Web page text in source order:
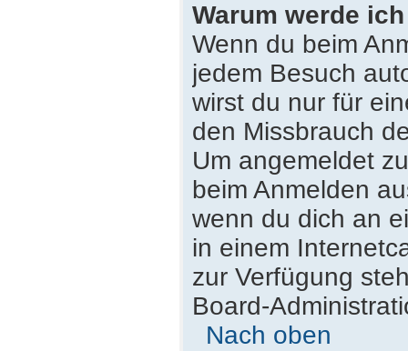
Warum werde
Wenn du beim
jedem Besuch
wirst du nur für
den Missbrauch
Um angemeldet
beim Anmelden
wenn du dich an
in einem
zur Verfügung
Board-
Nach oben